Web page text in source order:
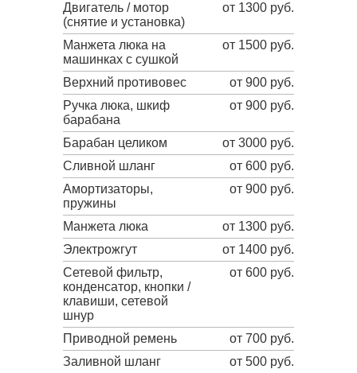
Двигатель / мотор
(снятие и установка)
от 1300 руб.
Манжета люка на
машинках с сушкой
от 1500 руб.
Верхний противовес
от 900 руб.
Ручка люка, шкиф
барабана
от 900 руб.
Барабан целиком
от 3000 руб.
Сливной шланг
от 600 руб.
Амортизаторы,
пружины
от 900 руб.
Манжета люка
от 1300 руб.
Электрожгут
от 1400 руб.
Сетевой фильтр,
конденсатор, кнопки /
клавиши, сетевой
шнур
от 600 руб.
Приводной ремень
от 700 руб.
Заливной шланг
от 500 руб.